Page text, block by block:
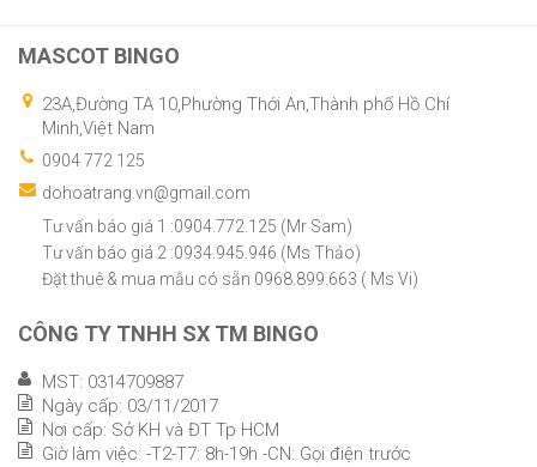
MASCOT BINGO
23A,Đường TA 10,Phường Thới An,Thành phố Hồ Chí
Minh,Việt Nam
0904 772 125
dohoatrang.vn@gmail.com
Tư vấn báo giá 1 :0904.772.125 (Mr Sam)
Tư vấn báo giá 2 :0934.945.946 (Ms Thảo)
Đặt thuê & mua mẫu có sẵn 0968.899.663 ( Ms Vi)
CÔNG TY TNHH SX TM BINGO
MST: 0314709887
Ngày cấp: 03/11/2017
Nơi cấp: Sở KH và ĐT Tp HCM
Giờ làm việc: -T2-T7: 8h-19h -CN: Gọi điện trước